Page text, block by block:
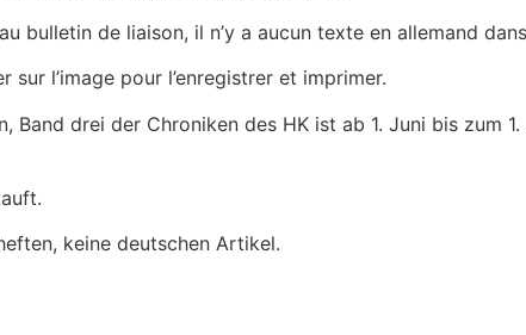
bulletin de liaison, il n’y a aucun texte en allemand
l’image pour l’enregistrer et imprimer.
drei der Chroniken des HK ist ab 1. Juni bis zum
keine deutschen Artikel.